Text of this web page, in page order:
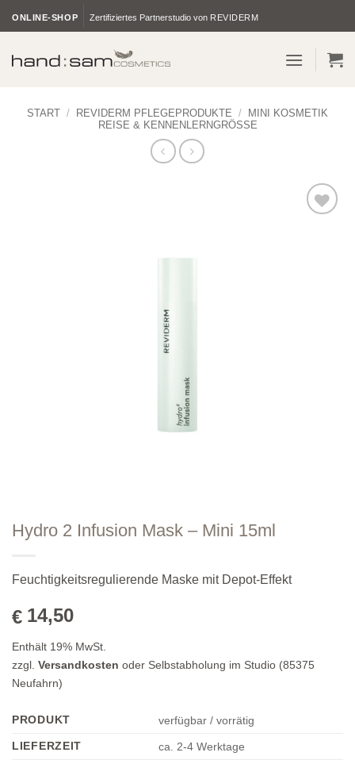
Inhalt
ONLINE-SHOP Zertifiziertes Partnerstudio von REVIDERM
START / REVIDERM PFLEGEPRODUKTE /
MINI KOSMETIK
REISE & KENNENLERNGRÖSSE
Hydro 2 Infusion Mask – Mini 15ml
Feuchtigkeitsregulierende Maske mit Depot-Effekt
€ 14,50
Enthält 19% MwSt.
zzgl. Versandkosten oder Selbstabholung im Studio (85375
Neufahrn)
PRODUKT
verfügbar / vorrätig
LIEFERZEIT
ca. 2-4 Werktage